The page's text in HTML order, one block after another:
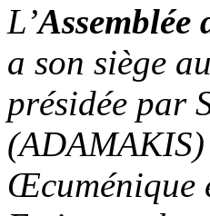
L’Assemblée
a son siège
présidée par
(ADAMAKIS
Œcuménique